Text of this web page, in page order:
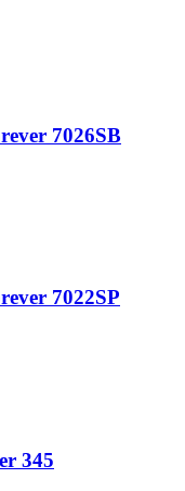
7026SB
7022SP
345